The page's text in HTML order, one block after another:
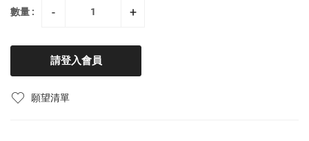
數量 : - +
請登入會員
願望清單